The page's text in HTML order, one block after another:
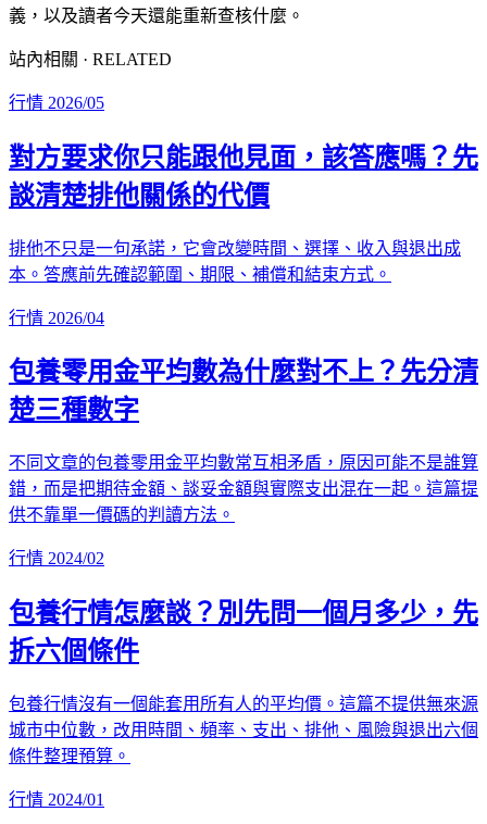
義，以及讀者今天還能重新查核什麼。
站內相關 · RELATED
行情 2026/05
對方要求你只能跟他見面，該答應嗎？先
談清楚排他關係的代價
排他不只是一句承諾，它會改變時間、選擇、收入與退出成
本。答應前先確認範圍、期限、補償和結束方式。
行情 2026/04
包養零用金平均數為什麼對不上？先分清
楚三種數字
不同文章的包養零用金平均數常互相矛盾，原因可能不是誰算
錯，而是把期待金額、談妥金額與實際支出混在一起。這篇提
供不靠單一價碼的判讀方法。
行情 2024/02
包養行情怎麼談？別先問一個月多少，先
拆六個條件
包養行情沒有一個能套用所有人的平均價。這篇不提供無來源
城市中位數，改用時間、頻率、支出、排他、風險與退出六個
條件整理預算。
行情 2024/01